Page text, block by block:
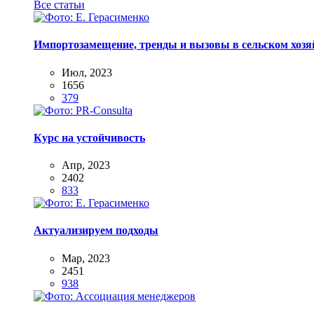
Все статьи
Импортозамещение, тренды и вызовы в сельском
Июл, 2023
1656
379
Курс на устойчивость
Апр, 2023
2402
833
Актуализируем подходы
Мар, 2023
2451
938